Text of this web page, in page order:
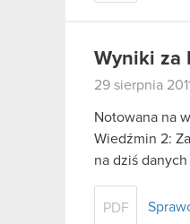
Wyniki za
29 sierpnia 2011
Notowana na
Wiedźmin 2:
na dziś
PDF